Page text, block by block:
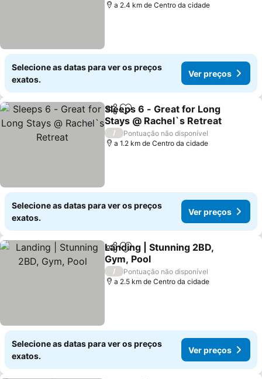
a 2.4 km de Centro da cidade
Selecione as datas para ver os preços
exatos.
Ver preços
PartilharAdicionar aos favoritos
Sleeps 6 - Great for Long
Stays @ Rachel`s Retreat
/
Pontuação não disponível
a 1.2 km de Centro da cidade
Selecione as datas para ver os preços
exatos.
Ver preços
PartilharAdicionar aos favoritos
Landing | Stunning 2BD,
Gym, Pool
/
Pontuação não disponível
a 2.5 km de Centro da cidade
Selecione as datas para ver os preços
exatos.
Ver preços